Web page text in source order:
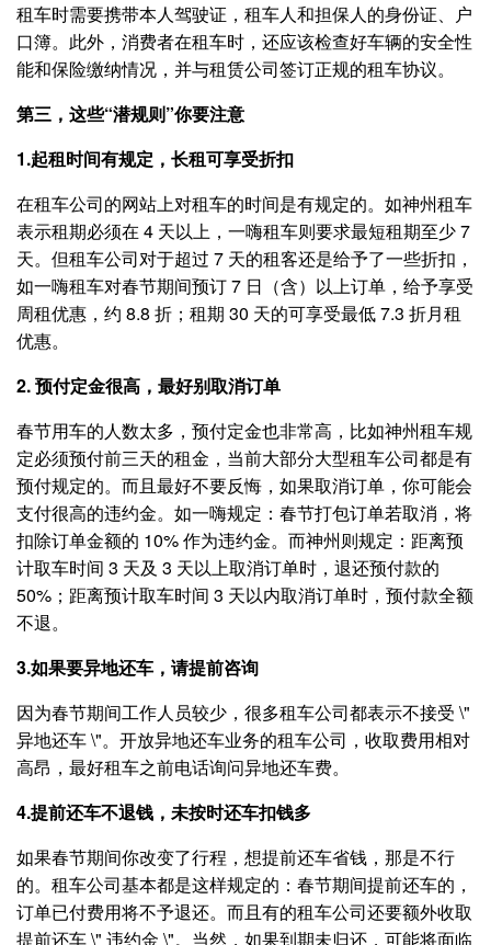
租车时需要携带本人驾驶证，租车人和担保人的身份证、户
口簿。此外，消费者在租车时，还应该检查好车辆的安全性
能和保险缴纳情况，并与租赁公司签订正规的租车协议。
第三，这些“潜规则”你要注意
1.起租时间有规定，长租可享受折扣
在租车公司的网站上对租车的时间是有规定的。如神州租车
表示租期必须在 4 天以上，一嗨租车则要求最短租期至少 7
天。但租车公司对于超过 7 天的租客还是给予了一些折扣，
如一嗨租车对春节期间预订 7 日（含）以上订单，给予享受
周租优惠，约 8.8 折；租期 30 天的可享受最低 7.3 折月租
优惠。
2. 预付定金很高，最好别取消订单
春节用车的人数太多，预付定金也非常高，比如神州租车规
定必须预付前三天的租金，当前大部分大型租车公司都是有
预付规定的。而且最好不要反悔，如果取消订单，你可能会
支付很高的违约金。如一嗨规定：春节打包订单若取消，将
扣除订单金额的 10% 作为违约金。而神州则规定：距离预
计取车时间 3 天及 3 天以上取消订单时，退还预付款的
50%；距离预计取车时间 3 天以内取消订单时，预付款全额
不退。
3.如果要异地还车，请提前咨询
因为春节期间工作人员较少，很多租车公司都表示不接受 \"
异地还车 \"。开放异地还车业务的租车公司，收取费用相对
高昂，最好租车之前电话询问异地还车费。
4.提前还车不退钱，未按时还车扣钱多
如果春节期间你改变了行程，想提前还车省钱，那是不行
的。租车公司基本都是这样规定的：春节期间提前还车的，
订单已付费用将不予退还。而且有的租车公司还要额外收取
提前还车 \" 违约金 \"。当然，如果到期未归还，可能将面临